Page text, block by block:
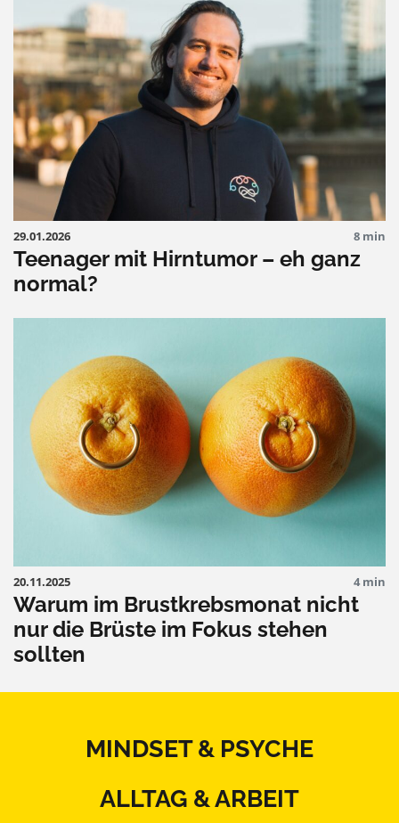
29.01.2026 8 min
Teenager mit Hirntumor – eh ganz
normal?
20.11.2025 4 min
Warum im Brustkrebsmonat nicht
nur die Brüste im Fokus stehen
sollten
MINDSET & PSYCHE
ALLTAG & ARBEIT